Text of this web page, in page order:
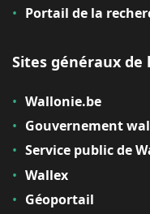
Portail de la
Sites généraux de
Wallonie.be
Gouvernement
Service public de
Wallex
Géoportail